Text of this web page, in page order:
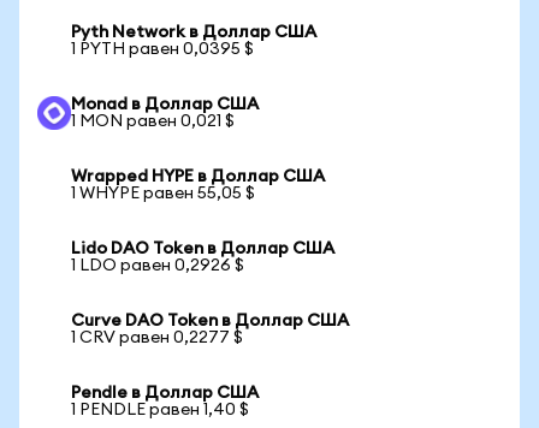
Pyth Network в Доллар США
1 PYTH равен 0,0395 $
Monad в Доллар США
1 MON равен 0,021 $
Wrapped HYPE в Доллар США
1 WHYPE равен 55,05 $
Lido DAO Token в Доллар США
1 LDO равен 0,2926 $
Curve DAO Token в Доллар США
1 CRV равен 0,2277 $
Pendle в Доллар США
1 PENDLE равен 1,40 $